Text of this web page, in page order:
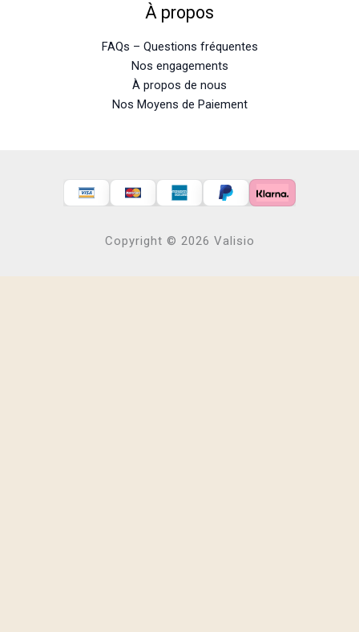
À propos
FAQs – Questions fréquentes
Nos engagements
À propos de nous
Nos Moyens de Paiement
Copyright © 2026 Valisio